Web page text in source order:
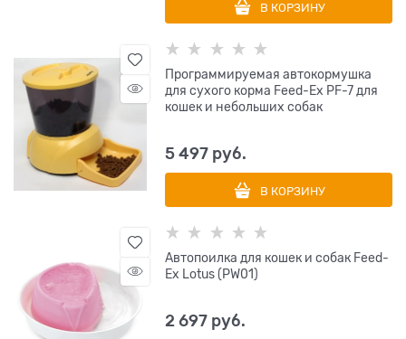
В КОРЗИНУ
Программируемая автокормушка
для сухого корма Feed-Ex PF-7 для
кошек и небольших собак
5 497 руб.
В КОРЗИНУ
Автопоилка для кошек и собак Feed-
Ex Lotus (PW01)
2 697 руб.